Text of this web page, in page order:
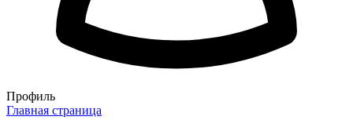
Профиль
Главная страница